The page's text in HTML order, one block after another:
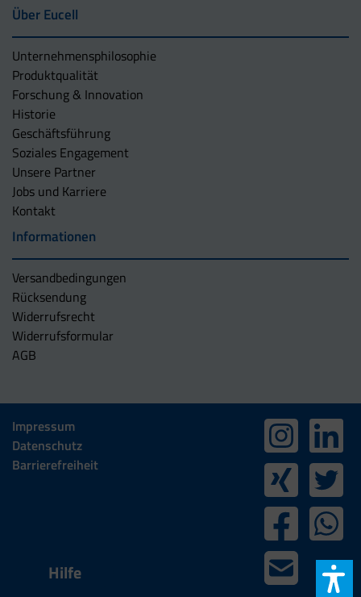
Über Eucell
Unternehmens­philosophie
Produktqualität
Forschung & Innovation
Historie
Geschäftsführung
Soziales Engagement
Unsere Partner
Jobs und Karriere
Kontakt
Informationen
Versandbedingungen
Rücksendung
Widerrufsrecht
Widerrufsformular
AGB
Impressum
Datenschutz
Barrierefreiheit
Hilfe